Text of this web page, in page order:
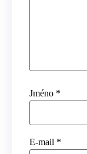
Jméno *
E-mail *